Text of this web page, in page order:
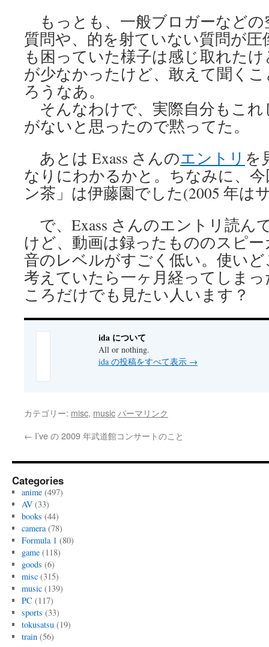
もっとも、一般ブロガーなど
質問や、的を射ていない質問が圧
も困っていた様子は感じ取れた
が少なかったけど、敢えて聞く
ろうなあ。
そんなわけで、実際自分もこれ
がないと思ったので黙ってた。
あとは Exass さんのエントリ を
なりにわかるかと。ちなみに、
ン茶」は伊藤園でした(2005 年は
で、Exass さんのエントリ読ん
けど、動画は録ったもののスピ
音のレベルがすごく低い。使い
考えていたら一ヶ月経ってしま
ころだけでも見たい人います？
ida について
All or nothing.
ida の投稿をすべて表示 →
カテゴリー: misc, music パーマリンク
← I’ve の 2009 年武道館コンサートのこと
Categories
anime(497)
AV(33)
books (44)
camera(78)
Formula 1 (80)
game(118)
goods (6)
misc(315)
music(139)
PC (117)
sports (33)
tokusatsu(19)
train(56)